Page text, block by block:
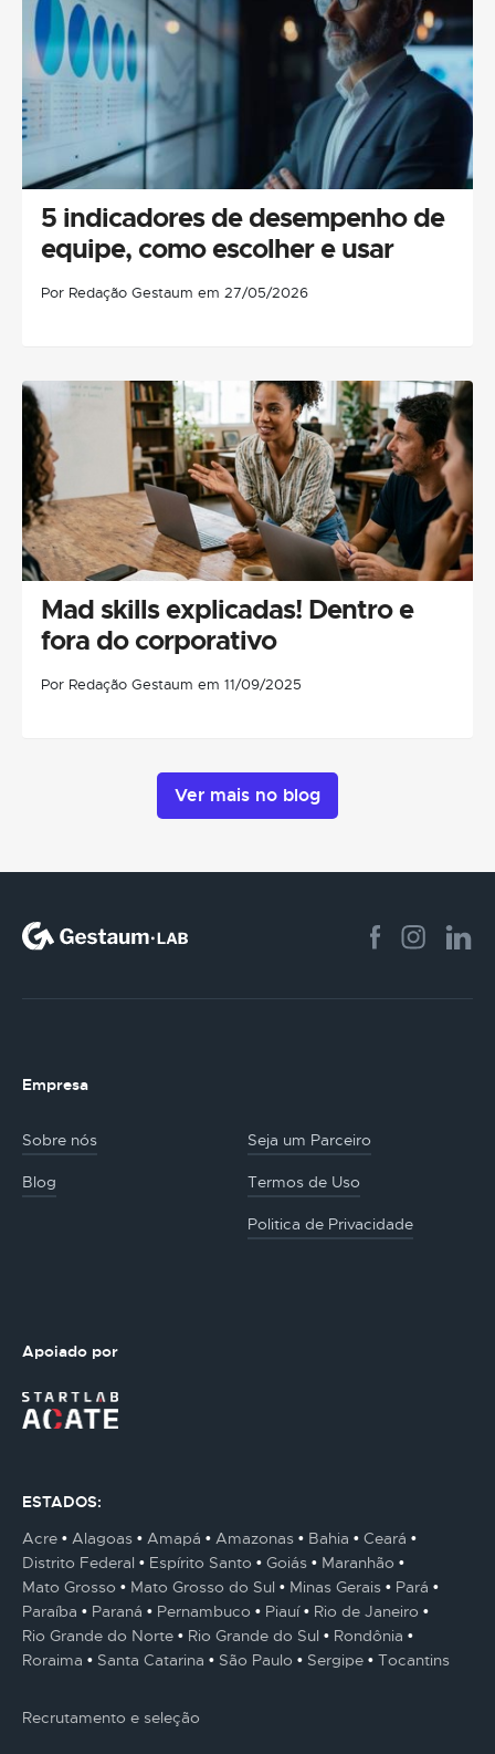
5 indicadores de desempenho de
equipe, como escolher e usar
Por Redação Gestaum em 27/05/2026
Mad skills explicadas! Dentro e
fora do corporativo
Por Redação Gestaum em 11/09/2025
Ver mais no blog
Empresa
Sobre nós Seja um Parceiro
Blog Termos de Uso
Politica de Privacidade
Apoiado por
ESTADOS:
Acre
Alagoas Amapá Amazonas Bahia
Ceará
Distrito Federal
Espírito Santo Goiás
Maranhão
Mato Grosso
Mato Grosso do Sul Minas Gerais
Pará
Paraíba
Paraná Pernambuco Piauí
Rio de Janeiro
Rio Grande do Norte
Rio Grande do Sul
Rondônia
Roraima
Santa Catarina São Paulo Sergipe Tocantins
Recrutamento e seleção